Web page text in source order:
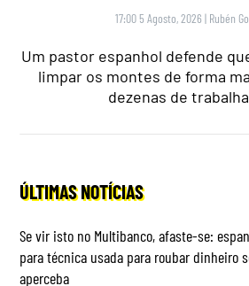
17:00 5 Agosto, 2026 | Rubén
Um pastor espanhol defende
limpar os montes de forma
dezenas de
ÚLTIMAS NOTÍCIAS
Se vir isto no Multibanco, afaste-se:
para técnica usada para roubar dinheiro
aperceba